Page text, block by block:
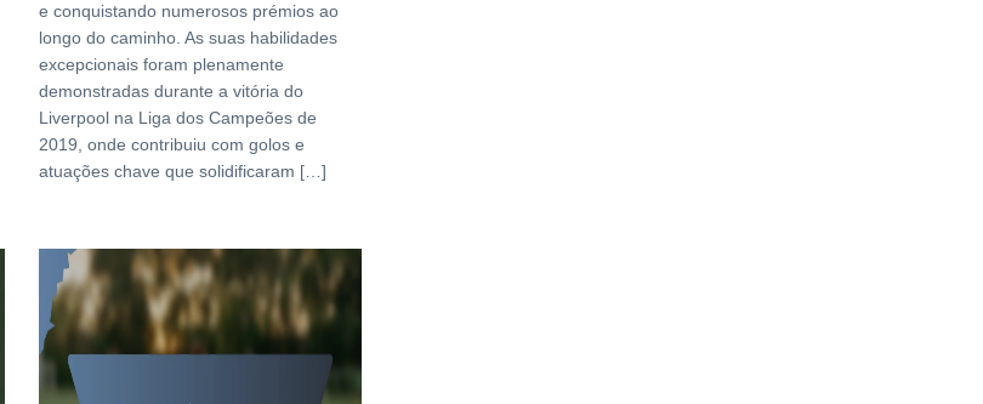
e conquistando numerosos prémios ao
longo do caminho. As suas habilidades
excepcionais foram plenamente
demonstradas durante a vitória do
Liverpool na Liga dos Campeões de
2019, onde contribuiu com golos e
atuações chave que solidificaram […]